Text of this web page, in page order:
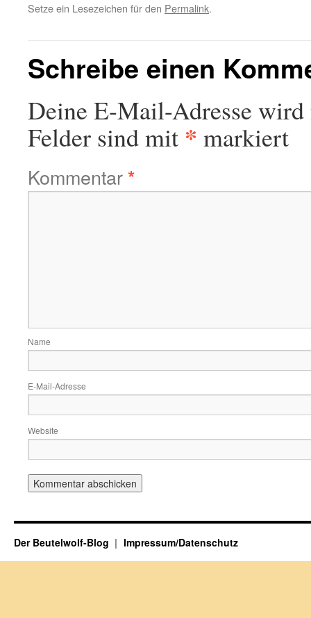
Setze ein Lesezeichen für den Permalink.
Schreibe einen
Deine E-Mail-Adresse
Felder sind mit * markiert
Kommentar*
Name
E-Mail-Adresse
Website
Der Beutelwolf-Blog Impressum/Datenschutz